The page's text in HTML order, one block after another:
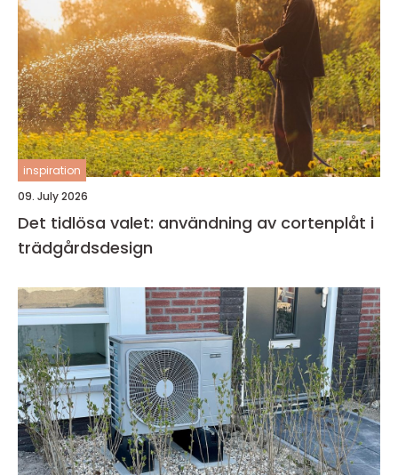
inspiration
09. July 2026
Det tidlösa valet: användning av cortenplåt i
trädgårdsdesign